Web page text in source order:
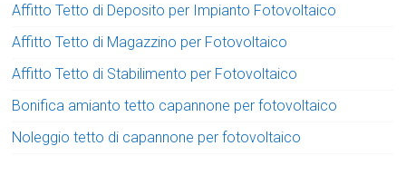
Affitto Tetto di Deposito per Impianto Fotovoltaico
Affitto Tetto di Magazzino per Fotovoltaico
Affitto Tetto di Stabilimento per Fotovoltaico
Bonifica amianto tetto capannone per fotovoltaico
Noleggio tetto di capannone per fotovoltaico